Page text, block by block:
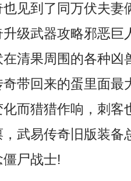
见到了同万伏夫妻
级武器攻略邪恶巨
清果周围的各种凶
带回来的蛋里面最
而猎猎作响，刺客
武易传奇旧版装备
尸战士!